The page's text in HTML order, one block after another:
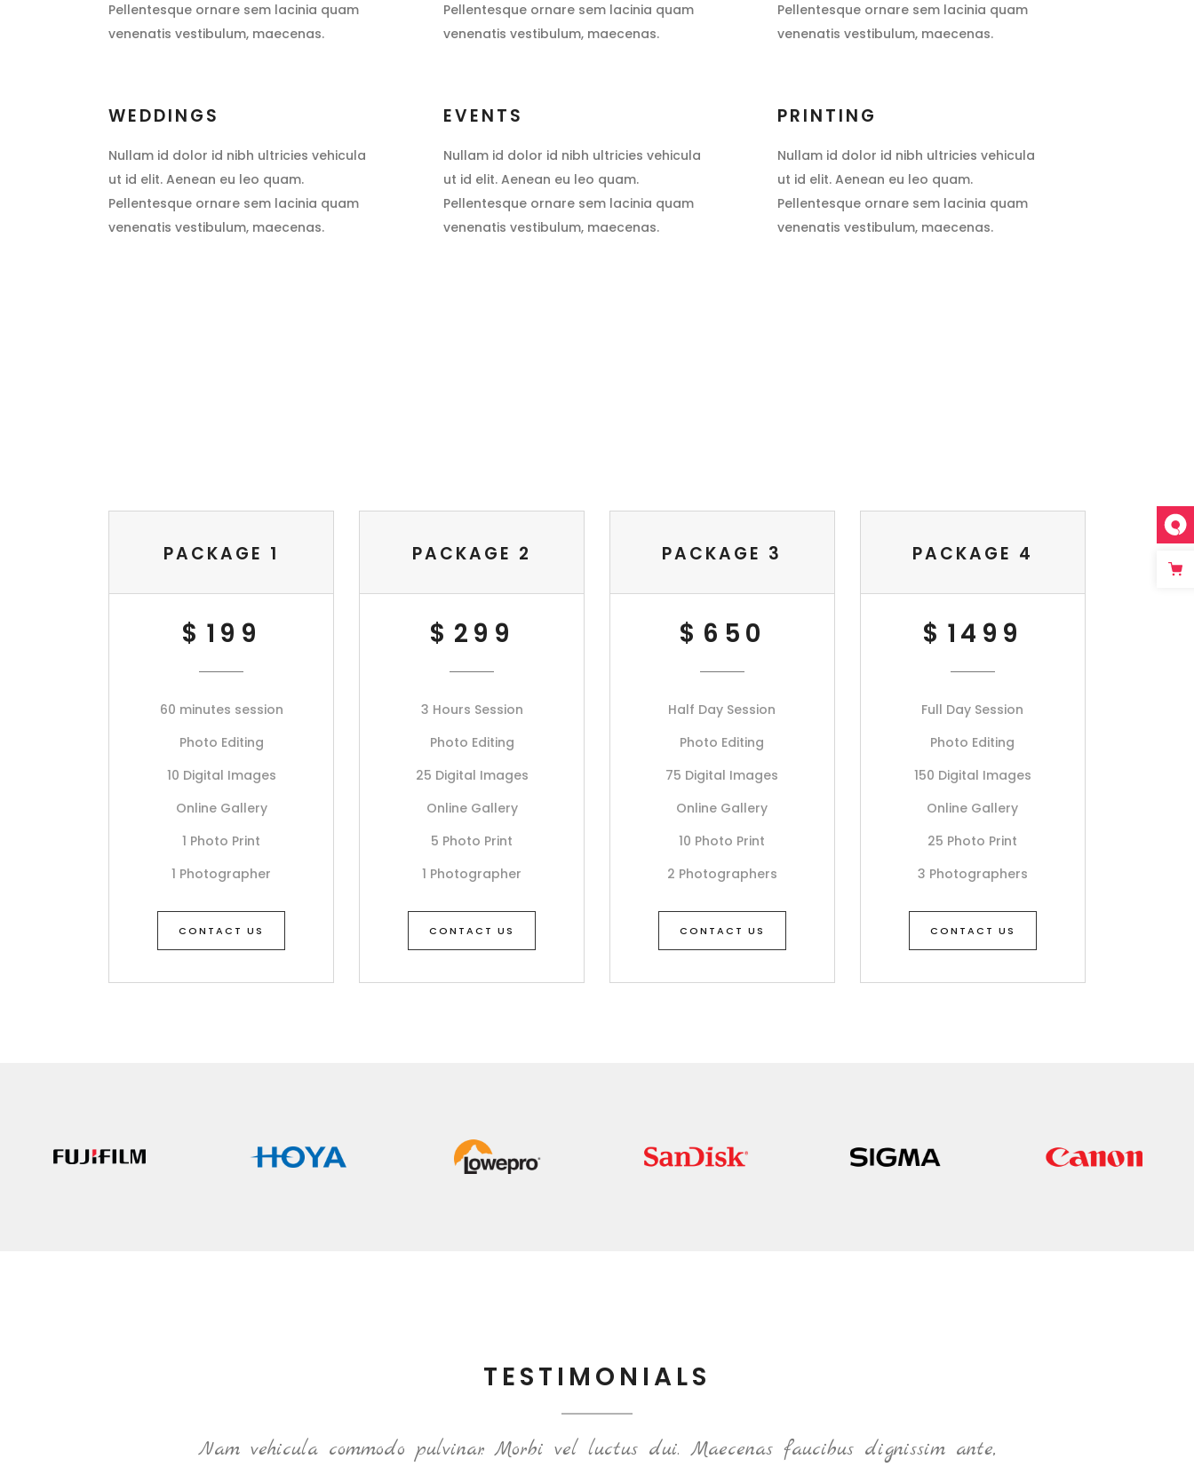
Pellentesque ornare sem lacinia quam
venenatis vestibulum, maecenas.
Pellentesque ornare sem lacinia quam
venenatis vestibulum, maecenas.
Pellentesque ornare sem lacinia quam
venenatis vestibulum, maecenas.
WEDDINGS
Nullam id dolor id nibh ultricies vehicula
ut id elit. Aenean eu leo quam.
Pellentesque ornare sem lacinia quam
venenatis vestibulum, maecenas.
EVENTS
Nullam id dolor id nibh ultricies vehicula
ut id elit. Aenean eu leo quam.
Pellentesque ornare sem lacinia quam
venenatis vestibulum, maecenas.
PRINTING
Nullam id dolor id nibh ultricies vehicula
ut id elit. Aenean eu leo quam.
Pellentesque ornare sem lacinia quam
venenatis vestibulum, maecenas.
PACKAGE 1
$ 199
60 minutes session
Photo Editing
10 Digital Images
Online Gallery
1 Photo Print
1 Photographer
CONTACT US
PACKAGE 2
$ 299
3 Hours Session
Photo Editing
25 Digital Images
Online Gallery
5 Photo Print
1 Photographer
CONTACT US
PACKAGE 3
$ 650
Half Day Session
Photo Editing
75 Digital Images
Online Gallery
10 Photo Print
2 Photographers
CONTACT US
PACKAGE 4
$ 1499
Full Day Session
Photo Editing
150 Digital Images
Online Gallery
25 Photo Print
3 Photographers
CONTACT US
TESTIMONIALS
Nam vehicula commodo pulvinar. Morbi vel luctus dui. Maecenas faucibus dignissim ante,